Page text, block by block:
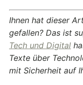
Ihnen hat dieser
gefallen? Das ist
Tech und Digital
Texte über
mit Sicherheit auf